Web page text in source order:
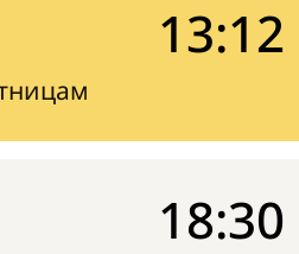
13:12
18:30